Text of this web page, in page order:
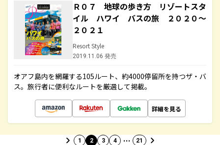
Ｒ０７ 地球の歩き方 リゾートスタ
イル ハワイ バスの旅 ２０２０～
２０２１
Resort Style
2019.11.06 発売
オアフ島内を網羅する105ルート、約4000停留所を持つザ・バ
ス。旅行者に便利なルートを厳選して掲載。
詳細を見る
1 2 3 4 … 21